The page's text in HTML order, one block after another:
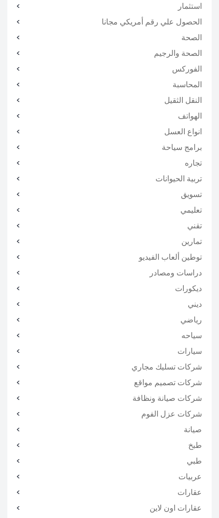
استثمار
الحصول علي رقم أمريكي مجانا
الصحة
الصحة والرجيم
الفوركس
المحاسبة
النقل الثقيل
الهواتف
انواع العسل
برامج سياحة
تجاره
تربية الحيوانات
تسويق
تعليمي
تقني
تمارين
توطين ألعاب الفيديو
دراسات ومصادر
ديكورات
ديني
رياضي
سياحه
سيارات
شركات تسليك مجاري
شركات تصميم مواقع
شركات صيانة ونظافة
شركات عزل الفوم
صيانة
طبخ
طبي
عربيات
عقارات
عقارات اون لاين